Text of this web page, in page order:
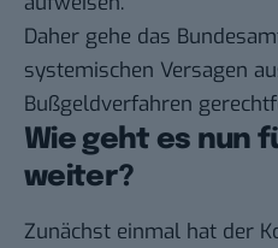
Daher gehe das
systemischen Versagen
Bußgeldverfahren
Wie geht es nun
weiter?
Zunächst einmal hat der